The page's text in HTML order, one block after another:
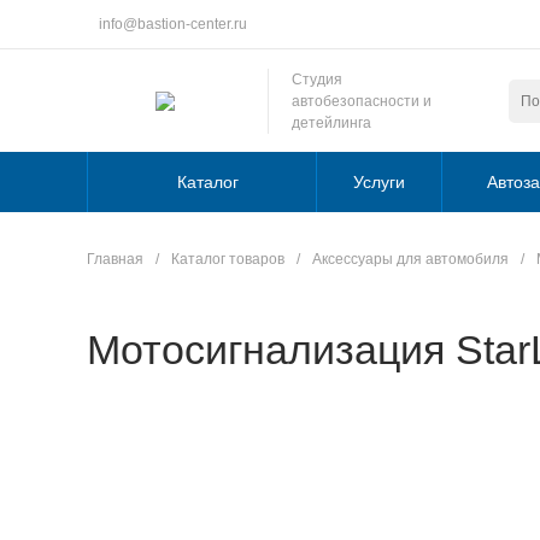
info@bastion-center.ru
Студия
автобезопасности и
детейлинга
Каталог Услуги
Главная / Каталог товаров / Аксессуары для автомобиля /
Мотосигнализация